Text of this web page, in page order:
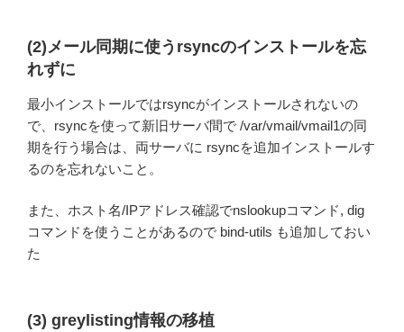
(2)メール同期に使うrsyncのインストールを忘
れずに
最小インストールではrsyncがインストールされないの
で、rsyncを使って新旧サーバ間で /var/vmail/vmail1の同
期を行う場合は、両サーバに rsyncを追加インストールす
るのを忘れないこと。
また、ホスト名/IPアドレス確認でnslookupコマンド, dig
コマンドを使うことがあるので bind-utils も追加しておい
た
(3) greylisting情報の移植